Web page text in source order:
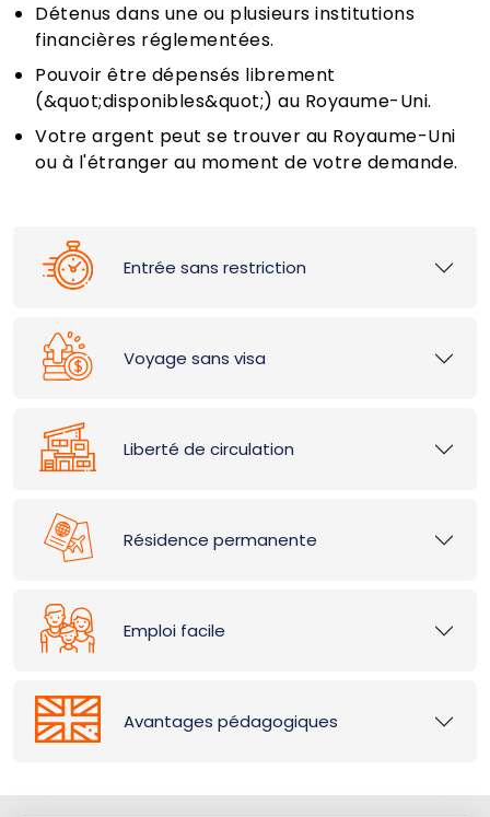
Détenus dans une ou plusieurs institutions
financières réglementées.
Pouvoir être dépensés librement
(&quot;disponibles&quot;) au Royaume-Uni.
Votre argent peut se trouver au Royaume-Uni
ou à l'étranger au moment de votre demande.
Entrée sans restriction
Voyage sans visa
Liberté de circulation
Résidence permanente
Emploi facile
Avantages pédagogiques